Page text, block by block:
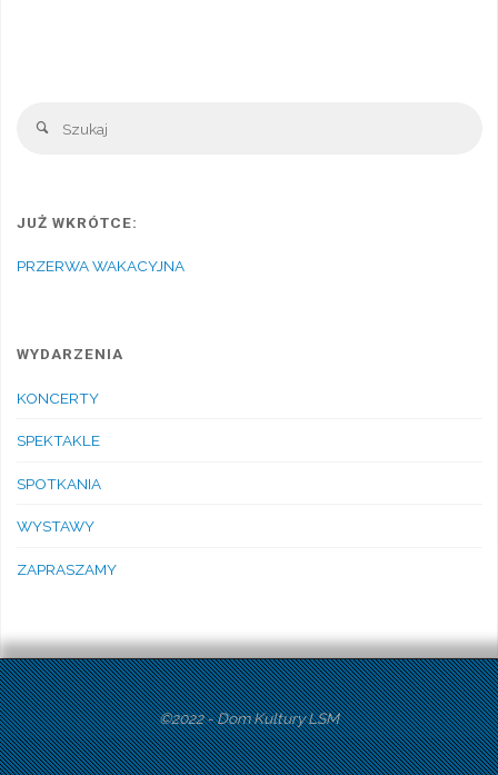
Szukaj
JUŻ WKRÓTCE:
PRZERWA WAKACYJNA
WYDARZENIA
KONCERTY
SPEKTAKLE
SPOTKANIA
WYSTAWY
ZAPRASZAMY
©2022 - Dom Kultury LSM